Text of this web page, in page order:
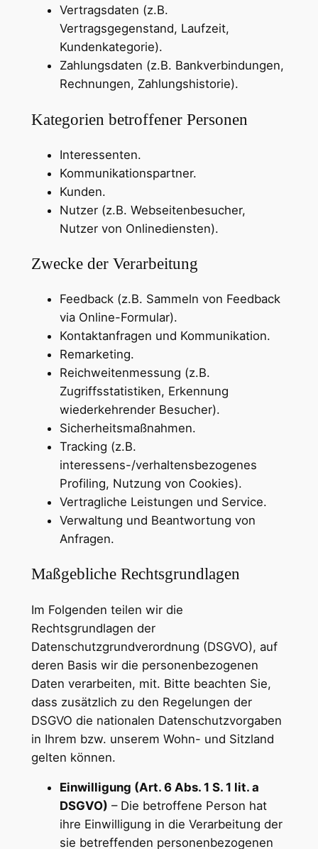
Vertragsdaten (z.B.
Vertragsgegenstand, Laufzeit,
Kundenkategorie).
Zahlungsdaten (z.B. Bankverbindungen,
Rechnungen, Zahlungshistorie).
Kategorien betroffener Personen
Interessenten.
Kommunikationspartner.
Kunden.
Nutzer (z.B. Webseitenbesucher,
Nutzer von Onlinediensten).
Zwecke der Verarbeitung
Feedback (z.B. Sammeln von Feedback
via Online-Formular).
Kontaktanfragen und Kommunikation.
Remarketing.
Reichweitenmessung (z.B.
Zugriffsstatistiken, Erkennung
wiederkehrender Besucher).
Sicherheitsmaßnahmen.
Tracking (z.B.
interessens-/verhaltensbezogenes
Profiling, Nutzung von Cookies).
Vertragliche Leistungen und Service.
Verwaltung und Beantwortung von
Anfragen.
Maßgebliche Rechtsgrundlagen
Im Folgenden teilen wir die
Rechtsgrundlagen der
Datenschutzgrundverordnung (DSGVO), auf
deren Basis wir die personenbezogenen
Daten verarbeiten, mit. Bitte beachten Sie,
dass zusätzlich zu den Regelungen der
DSGVO die nationalen Datenschutzvorgaben
in Ihrem bzw. unserem Wohn- und Sitzland
gelten können.
Einwilligung (Art. 6 Abs. 1 S. 1 lit. a
DSGVO) – Die betroffene Person hat
ihre Einwilligung in die Verarbeitung der
sie betreffenden personenbezogenen